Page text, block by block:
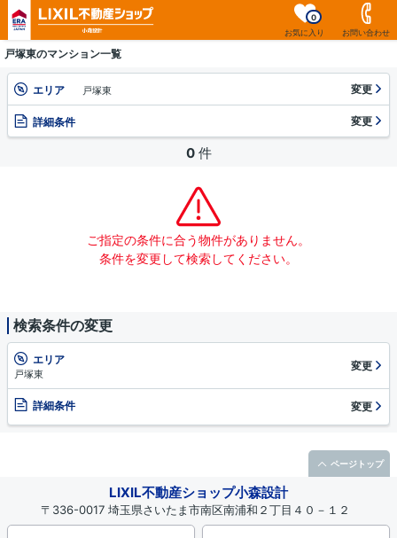
お気に入り
0
お問い合わせ
戸塚東のマンション一覧
エリア 戸塚東 変更
詳細条件 変更
0 件
ご指定の条件に合う物件がありません。
条件を変更して検索してください。
検索条件の変更
エリア
戸塚東
変更
詳細条件 変更
LIXIL不動産ショップ小森設計
〒336-0017 埼玉県さいたま市南区南浦和２丁目４０－１２
ページトップ